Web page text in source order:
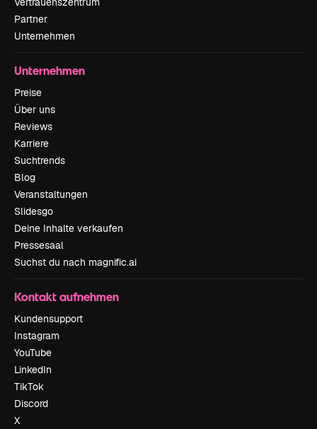
Partner
Unternehmen
Unternehmen
Preise
Über uns
Reviews
Karriere
Suchtrends
Blog
Veranstaltungen
Slidesgo
Deine Inhalte verkaufen
Pressesaal
Suchst du nach magnific.ai
Kontakt aufnehmen
Kundensupport
Instagram
YouTube
LinkedIn
TikTok
Discord
X